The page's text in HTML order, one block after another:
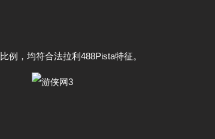
例，均符合法拉利488Pista特征。